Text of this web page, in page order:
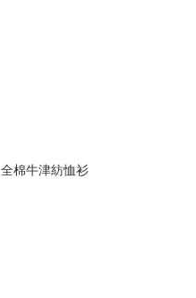
全棉牛津紡恤衫